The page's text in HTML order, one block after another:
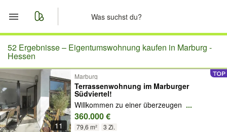
Start
Merkliste
Nachrichten
Anzeige aufgeben
52 Ergebnisse – Eigentumswohnung kaufen in Marburg -
Hessen
11
Marburg
Terrassenwohnung im Marburger
Südviertel!
Willkommen zu einer überzeugen ...
360.000 €
79,6 m² 3 Zi.